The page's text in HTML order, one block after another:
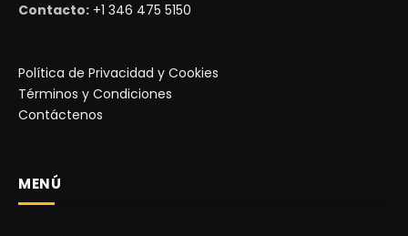
Contacto: +1 346 475 5150
Política de Privacidad y Cookies
Términos y Condiciones
Contáctenos
MENÚ